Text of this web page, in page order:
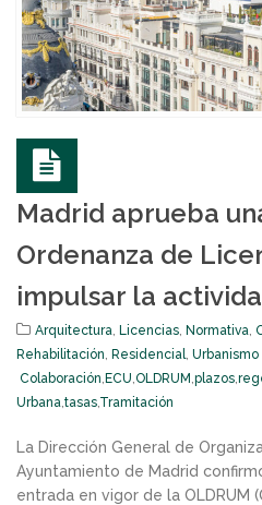
Madrid aprueba
Ordenanza de
impulsar la
Arquitectura, Licencias, Normativa,
Rehabilitación, Residencial, Urbanismo
Colaboración,ECU,OLDRUM,plazos,
Urbana,tasas,Tramitación
La Dirección General de
Ayuntamiento de Madrid
entrada en vigor de la OLDRUM